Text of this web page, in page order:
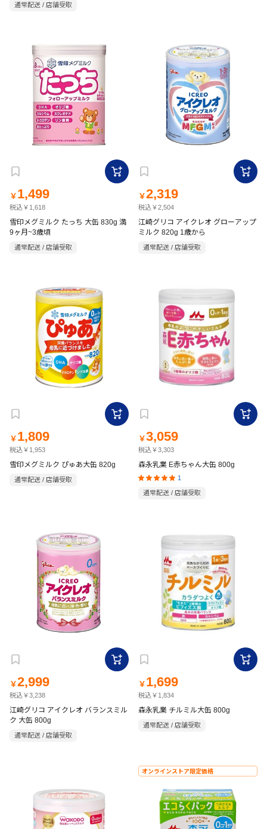
通常配送 / 店舗受取
￥ 1,499
税込￥1,618
雪印メグミルク たっち 大缶 830g 満
9ヶ月~3歳頃
通常配送 / 店舗受取
￥2,319
税込￥2,504
江崎グリコ アイクレオ グローアップ
ミルク 820g 1歳から
通常配送 / 店舗受取
￥ 1,809
税込￥1,953
雪印メグミルク ぴゅあ大缶 820g
通常配送 / 店舗受取
￥3,059
税込￥3,303
森永乳業 E赤ちゃん大缶 800g
1
通常配送 / 店舗受取
￥2,999
税込￥3,238
江崎グリコ アイクレオ バランスミル
ク 大缶 800g
通常配送 / 店舗受取
￥ 1,699
税込￥1,834
森永乳業 チルミル大缶 800g
通常配送 / 店舗受取
オンラインストア限定価格